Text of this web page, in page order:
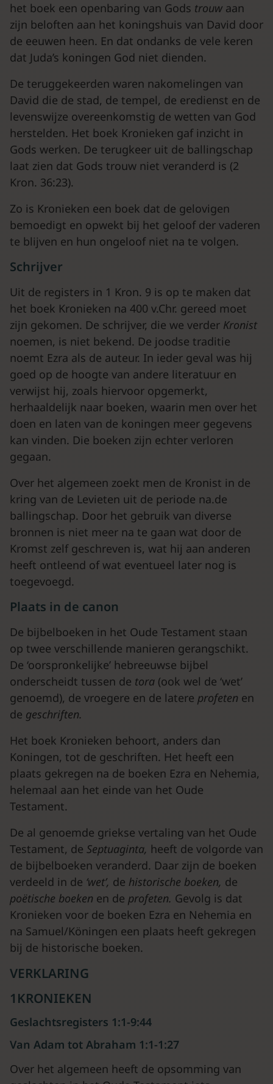
het boek een openbaring van Gods trouw aan
zijn beloften aan het koningshuis van David door
de eeuwen heen. En dat ondanks de vele keren
dat Juda’s koningen God niet dienden.
De teruggekeerden waren nakomelingen van
David die de stad, de tempel, de eredienst en de
levenswijze overeenkomstig de wetten van God
herstelden. Het boek Kronieken gaf inzicht in
Gods werken. De terugkeer uit de ballingschap
laat zien dat Gods trouw niet veranderd is (2
Kron. 36:23).
Zo is Kronieken een boek dat de gelovigen
bemoedigt en opwekt bij het geloof der vaderen
te blijven en hun ongeloof niet na te volgen.
Schrijver
Uit de registers in 1 Kron. 9 is op te maken dat
het boek Kronieken na 400 v.Chr. gereed moet
zijn gekomen. De schrijver, die we verder Kronist
noemen, is niet bekend. De joodse traditie
noemt Ezra als de auteur. In ieder geval was hij
goed op de hoogte van andere literatuur en
verwijst hij, zoals hiervoor opgemerkt,
herhaaldelijk naar boeken, waarin men over het
doen en laten van de koningen meer gegevens
kan vinden. Die boeken zijn echter verloren
gegaan.
Over het algemeen zoekt men de Kronist in de
kring van de Levieten uit de periode na.de
ballingschap. Door het gebruik van diverse
bronnen is niet meer na te gaan wat door de
Kromst zelf geschreven is, wat hij aan anderen
heeft ontleend of wat eventueel later nog is
toegevoegd.
Plaats in de canon
De bijbelboeken in het Oude Testament staan
op twee verschillende manieren gerangschikt.
De ‘oorspronkelijke’ hebreeuwse bijbel
onderscheidt tussen de tora (ook wel de ‘wet’
genoemd), de vroegere en de latere profeten en
de geschriften.
Het boek Kronieken behoort, anders dan
Koningen, tot de geschriften. Het heeft een
plaats gekregen na de boeken Ezra en Nehemia,
helemaal aan het einde van het Oude
Testament.
De al genoemde griekse vertaling van het Oude
Testament, de Septuaginta, heeft de volgorde van
de bijbelboeken veranderd. Daar zijn de boeken
verdeeld in de ‘wet’, de historische boeken, de
poëtische boeken en de profeten. Gevolg is dat
Kronieken voor de boeken Ezra en Nehemia en
na Samuel/Köningen een plaats heeft gekregen
bij de historische boeken.
VERKLARING
1KRONIEKEN
Geslachtsregisters 1:1-9:44
Van Adam tot Abraham 1:1-1:27
Over het algemeen heeft de opsomming van